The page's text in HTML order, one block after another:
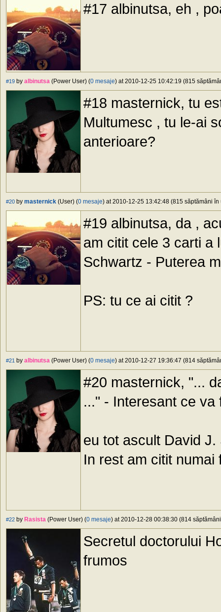
#17 albinutsa, eh ,
#19 by albinutsa (Power User) (0 mesaje) at 2010-12-25 10:42:19 (815
#18 masternick, tu
Multumesc , tu le-ai
anterioare?
#20 by masternick (User) (0 mesaje) at 2010-12-25 13:42:48 (815 săptămâni în
#19 albinutsa, da ,
am citit cele 3 carti a
Schwartz - Puterea
PS: tu ce ai citit ?
#21 by albinutsa (Power User) (0 mesaje) at 2010-12-27 19:36:47 (814
#20 masternick, "...
..." - Interesant ce
eu tot ascult David
In rest am citit numai
#22 by Rasista (Power User) (0 mesaje) at 2010-12-28 00:38:30 (814
Secretul doctorului
frumos